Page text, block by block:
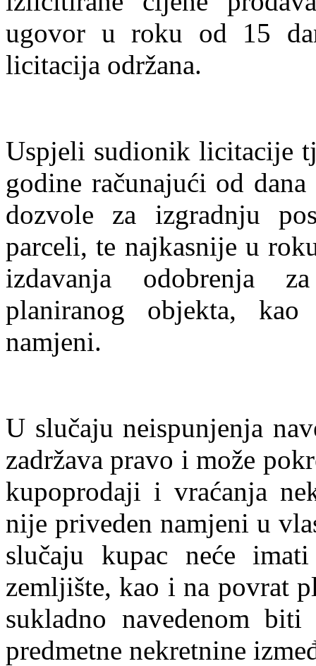
ugovor u roku od 15
licitacija održana.
Uspjeli sudionik licitacije
godine računajući od
dozvole za izgradnju
parceli, te najkasnije u
izdavanja odobrenja
planiranog objekta,
namjeni.
U slučaju neispunjenja
zadržava pravo i može
kupoprodaji i vraćanja
nije priveden namjeni u
slučaju kupac neće
zemljište, kao i na povrat
sukladno navedenom
predmetne nekretnine